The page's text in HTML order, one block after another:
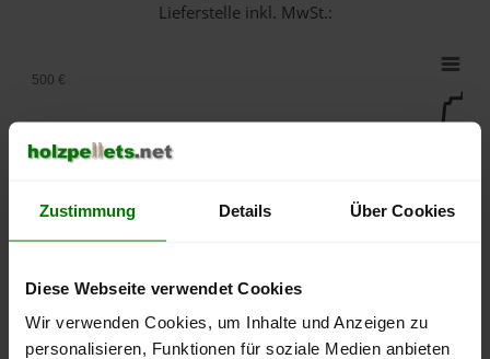
Zustimmung Details Über Cookies
Diese Webseite verwendet Cookies
Wir verwenden Cookies, um Inhalte und Anzeigen zu
personalisieren, Funktionen für soziale Medien anbieten
Lieferstelle inkl. MwSt.:
300 €
500 €